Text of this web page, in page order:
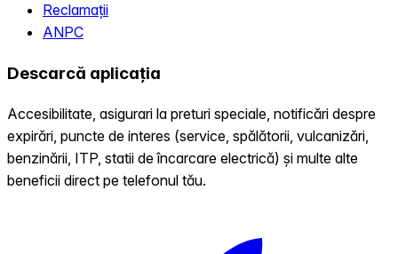
Reclamații
ANPC
Descarcă aplicația
Accesibilitate, asigurari la preturi speciale, notificări despre
expirări, puncte de interes (service, spălătorii, vulcanizări,
benzinării, ITP, statii de încarcare electrică) și multe alte
beneficii direct pe telefonul tău.